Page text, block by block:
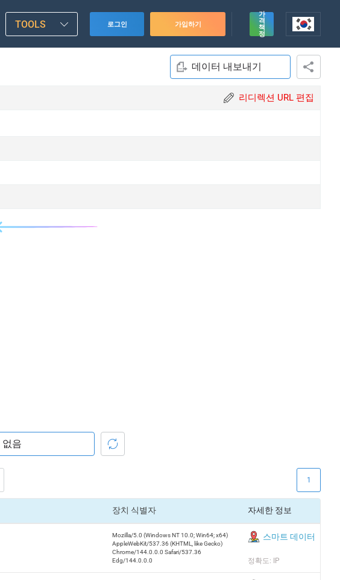
TOOLS 로그인 가입하기
가
격
책
정
데이터 내보내기
리디렉션 URL 편집
1
장치 식별자 자세한 정보
Mozilla/5.0 (Windows NT 10.0; Win64; x64)
AppleWebKit/537.36 (KHTML, like Gecko)
Chrome/144.0.0.0 Safari/537.36
Edg/144.0.0.0
스마트 데이터
정확도: IP